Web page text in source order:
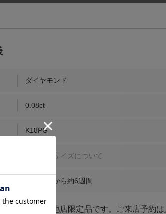
ダイヤモンド
0.08ct
K18PG
商品サイズについて
ご注文日から約6週間
IMAYO京都御池店限定品です。ご来店予約は